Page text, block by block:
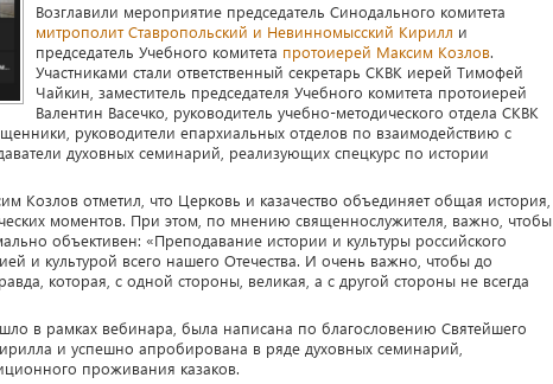
Возглавили мероприятие председатель Синодального комитета
митрополит Ставропольский и Невинномысский Кирилл и
председатель Учебного комитета протоиерей Максим Козлов.
Участниками стали ответственный секретарь СКВК иерей Тимофей
Чайкин, заместитель председателя Учебного комитета протоиерей
Валентин Васечко, руководитель учебно-методического отдела СКВК
руководители епархиальных отделов по взаимодействию с
духовных семинарий, реализующих спецкурс по истории
Козлов отметил, что Церковь и казачество объединяет общая история,
моментов. При этом, по мнению священнослужителя, важно, чтобы
объективен: «Преподавание истории и культуры российского
и культурой всего нашего Отечества. И очень важно, чтобы до
которая, с одной стороны, великая, а с другой стороны не всегда
в рамках вебинара, была написана по благословению Святейшего
и успешно апробирована в ряде духовных семинарий,
проживания казаков.